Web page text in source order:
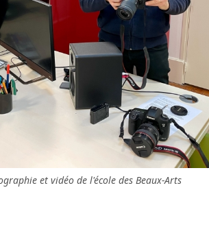
et vidéo de l'école des Beaux-Arts